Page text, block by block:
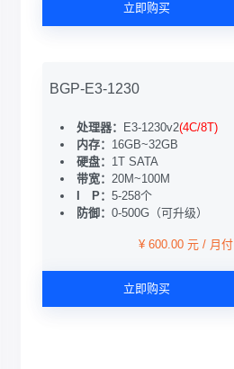
立即购买
BGP-E3-1230
处理器： E3-1230v2(4C/8T)
内存： 16GB~32GB
硬盘： 1T SATA
带宽： 20M~100M
I P： 5-258个
防御： 0-500G（可升级）
¥ 600.00 元 / 月付
立即购买